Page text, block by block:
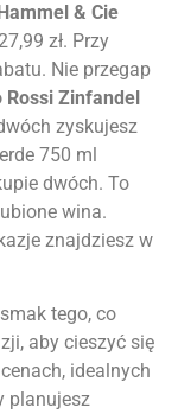
& Cie
zł. Przy
Nie przegap
Rossi Zinfandel
zyskujesz
750 ml
dwóch. To
wina.
znajdziesz w
tego, co
aby cieszyć się
idealnych
planujesz